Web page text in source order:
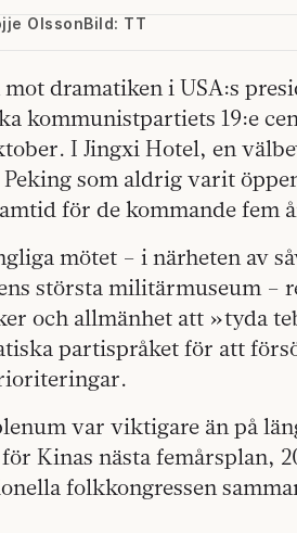
OlssonBild: TT
dramatiken i USA:s
kommunistpartiets 19:e
I Jingxi Hotel, en
som aldrig varit
för de kommande fem
mötet – i närheten av
största militärmuseum –
och allmänhet att »tyda
partispråket för att
var viktigare än på
Kinas nästa femårsplan,
folkkongressen